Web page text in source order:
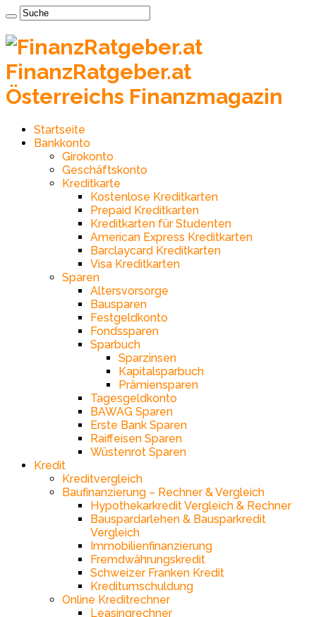
FinanzRatgeber.at
Österreichs Finanzmagazin
Startseite
Bankkonto
Girokonto
Geschäftskonto
Kreditkarte
Kostenlose Kreditkarten
Prepaid Kreditkarten
Kreditkarten für Studenten
American Express Kreditkarten
Barclaycard Kreditkarten
Visa Kreditkarten
Sparen
Altersvorsorge
Bausparen
Festgeldkonto
Fondssparen
Sparbuch
Sparzinsen
Kapitalsparbuch
Prämiensparen
Tagesgeldkonto
BAWAG Sparen
Erste Bank Sparen
Raiffeisen Sparen
Wüstenrot Sparen
Kredit
Kreditvergleich
Baufinanzierung – Rechner & Vergleich
Hypothekarkredit Vergleich & Rechner
Bauspardarlehen & Bausparkredit
Vergleich
Immobilienfinanzierung
Fremdwährungskredit
Schweizer Franken Kredit
Kreditumschuldung
Online Kreditrechner
Leasingrechner